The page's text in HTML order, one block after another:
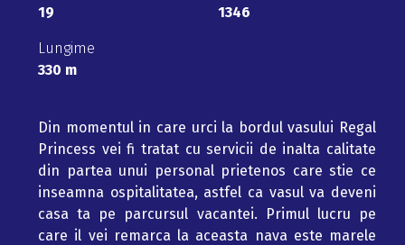
19
1346
Lungime
330 m
Din momentul in care urci la bordul vasului Regal
Princess vei fi tratat cu servicii de inalta calitate
din partea unui personal prietenos care stie ce
inseamna ospitalitatea, astfel ca vasul va deveni
casa ta pe parcursul vacantei. Primul lucru pe
care il vei remarca la aceasta nava este marele